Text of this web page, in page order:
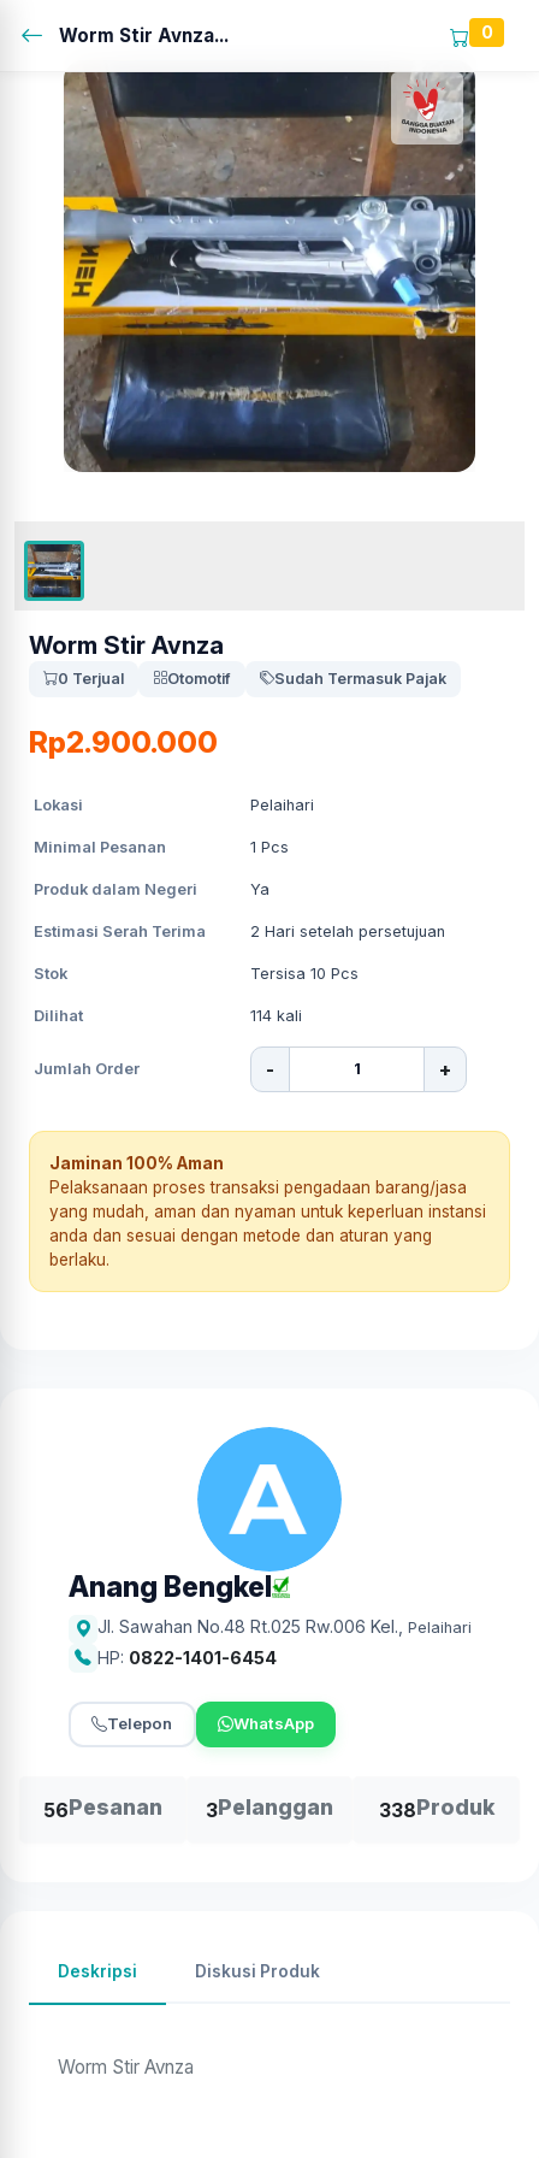
Worm Stir Avnza... 0
Worm Stir Avnza
0 Terjual Otomotif Sudah Termasuk Pajak
Rp2.900.000
Lokasi Pelaihari
Minimal Pesanan 1 Pcs
Produk dalam Negeri Ya
Estimasi Serah Terima 2 Hari setelah persetujuan
Stok Tersisa 10 Pcs
Dilihat 114 kali
Jumlah Order - +
Jaminan 100% Aman
Pelaksanaan proses transaksi pengadaan barang/jasa
yang mudah, aman dan nyaman untuk keperluan instansi
anda dan sesuai dengan metode dan aturan yang
berlaku.
Anang Bengkel
Jl. Sawahan No.48 Rt.025 Rw.006 Kel. Pelaihari
HP: 0822-1401-6454
Telepon WhatsApp
56Pesanan 3Pelanggan 338Produk
Deskripsi Diskusi Produk
Worm Stir Avnza